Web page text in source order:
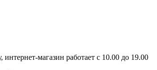
магазин работает с 10.00 до 19.00